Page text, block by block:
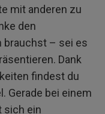
mit anderen zu
den
brauchst – sei es
Dank
findest du
Gerade bei einem
sich ein